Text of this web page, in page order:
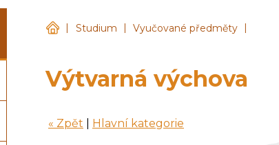
Gymnázium Chotěboř
| Studium | Vyučované předměty |
Výtvarná výchova
« Zpět Hlavní kategorie